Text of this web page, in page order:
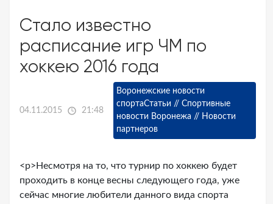
Стало известно
расписание игр ЧМ по
хоккею 2016 года
04.11.2015 21:48
Воронежские новости
спортаСтатьи // Спортивные
новости Воронежа // Новости
партнеров
<p>Несмотря на то, что турнир по хоккею будет
проходить в конце весны следующего года, уже
сейчас многие любители данного вида спорта